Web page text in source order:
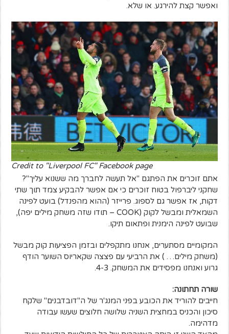
ואפשר קצת להירגע. או שלא.
Credit to "Liverpool FC" Facebook page
אתם זוכרים את הפתגם "אל תעשה לחברך מה ששנוא עליך"?
שחקני ליברפול בטוח זוכרים כי אם אפשר להבקיע צמד תוך שתי
דקות, אז אפשר גם לספוג. פרייזר (ההוא מהפנדל) בועט לפינה
השמאלית ומבשל לקוק (COOK – תודו שזה משחק מילים יפה),
שבועט לפינה הימנית ופתאום תיקו.
המקומיים מסתערים, אנחנו מתקפלים ובזמן הפציעות קוק מבשל
(משחק מילים… ) את הרביעי עם פצצה שקאריוס השוער הודף
גרוע ואנחנו מפסידים את המשחק. 4-3.
שורה תחתונה:
חייבים להוריד את הכובע בפני המנג'ר של ה"דובדבנים" שלקח
סיכון והכניס במחצית השניה שלושה חלוצים שעשו עבודה
מדהימה.